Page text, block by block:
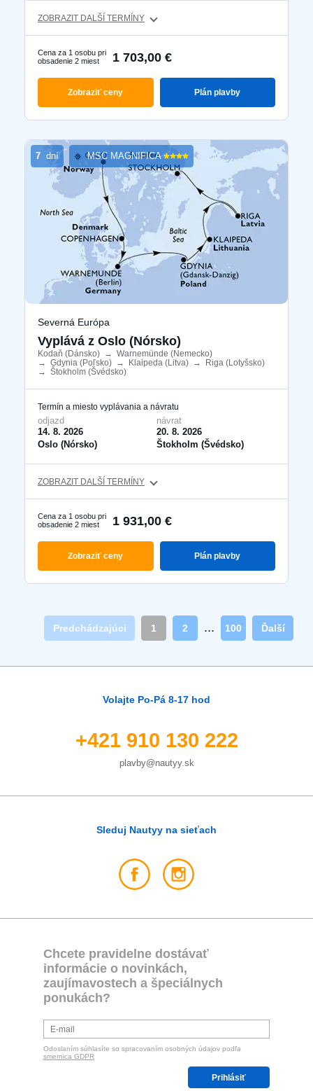
ZOBRAZIT DALŠÍ TERMÍNY
Cena za 1 osobu pri
obsadenie 2 miest
1 703,00 €
Zobraziť ceny Plán plavby
7dní MSC MAGNIFICA
Severná Európa
Vyplává z Oslo (Nórsko)
Kodaň (Dánsko) → Warnemünde (Nemecko)
→ Gdynia (Poľsko) → Klaipeda (Litva) → Riga (Lotyšsko)
→ Štokholm (Švédsko)
Termín a miesto vyplávania a návratu
odjazd
14. 8. 2026
Oslo (Nórsko)
návrat
20. 8. 2026
Štokholm (Švédsko)
ZOBRAZIT DALŠÍ TERMÍNY
Cena za 1 osobu pri
obsadenie 2 miest
1 931,00 €
Zobraziť ceny Plán plavby
Predchádzajúci 1 2 ... 100 Ďalší
Volajte Po-Pá 8-17 hod
+421 910 130 222
plavby@nautyy.sk
Sleduj Nautyy na sieťach
Chcete pravidelne dostávať
informácie o novinkách,
zaujímavostech a špeciálnych
ponukách?
Odoslaním súhlasíte so spracovaním osobných údajov podľa
smernica GDPR
Prihlásiť